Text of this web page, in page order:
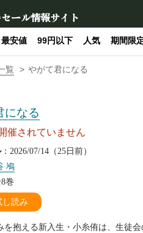
ール情報サイト
最安値 99円以下 人気 期間限
覧 やがて君になる
になる
催されていません
：2026/07/14（25日前）
鳰
8巻
し読み
を抱える新入生・小糸侑は、生徒